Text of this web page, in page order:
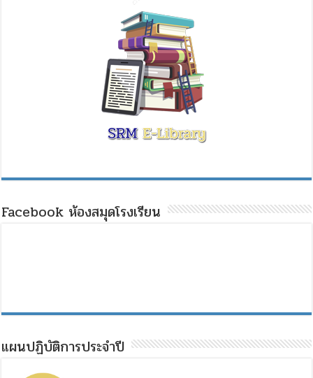
Facebook ห้องสมุดโรงเรียน
แผนปฏิบัติการประจำปี